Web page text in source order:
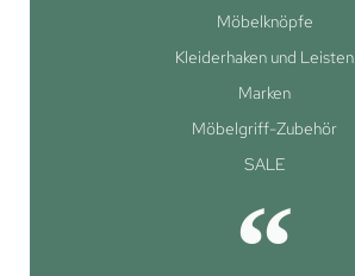
Möbelknöpfe
Kleiderhaken und Leisten
Marken
Möbelgriff-Zubehör
SALE